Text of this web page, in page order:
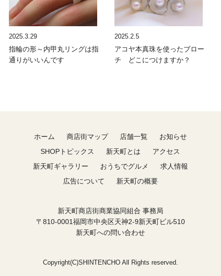
2025.3.29
指輪の形～内甲丸リングは指
通りがいいんです
2025.2.5
アコヤ本真珠を使ったブロー
チ どこにつけますか？
ホーム 商店街マップ 店舗一覧
お知らせ
SHOPトピックス
新天町とは
アクセス
新天町ギャラリー
おうちでグルメ
求人情報
広告について
新天町の概要
新天町商店街商業協同組合 事務局
〒810-0001福岡市中央区天神2-9新天町ビル510
新天町への問い合わせ
Copyright(C)SHINTENCHO All Rights reserved.